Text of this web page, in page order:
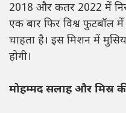
2018 और कतर 2022 में
एक बार फिर विश्व फुटबॉल
चाहता है। इस मिशन में
होगी।
मोहम्मद सलाह और मिस्र